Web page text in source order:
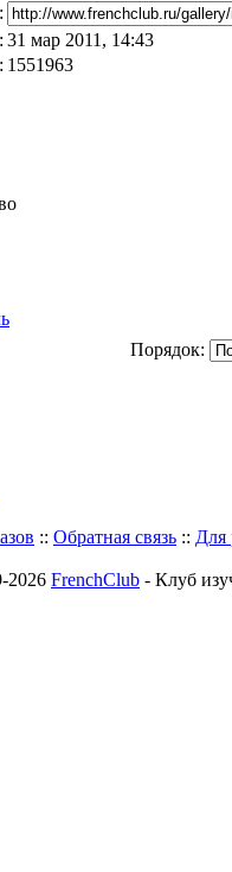
31 мар 2011, 14:43
1551963
Порядок:
:: Обратная связь :: Для
2026 FrenchClub - Клуб